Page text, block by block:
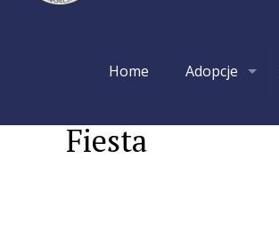
Home Adopcje
Fiesta